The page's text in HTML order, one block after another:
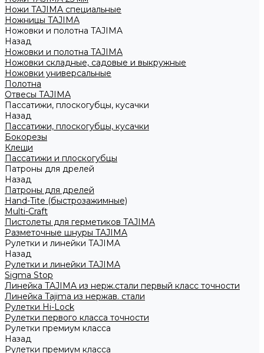
Ножи TAJIMA специальные
Ножницы TAJIMA
Ножовки и полотна TAJIMA
Назад
Ножовки и полотна TAJIMA
Ножовки складные, садовые и выкружные
Ножовки универсальные
Полотна
Отвесы TAJIMA
Пассатижи, плоскогубцы, кусачки
Назад
Пассатижи, плоскогубцы, кусачки
Бокорезы
Клещи
Пассатижи и плоскогубцы
Патроны для дрелей
Назад
Патроны для дрелей
Hand-Tite (быстрозажимные)
Multi-Craft
Пистолеты для герметиков TAJIMA
Разметочные шнуры TAJIMA
Рулетки и линейки TAJIMA
Назад
Рулетки и линейки TAJIMA
Sigma Stop
Линейка TAJIMA из нерж.стали первый класс точности
Линейка Tajima из нержав. стали
Рулетки Hi-Lock
Рулетки первого класса точности
Рулетки премиум класса
Назад
Рулетки премиум класса